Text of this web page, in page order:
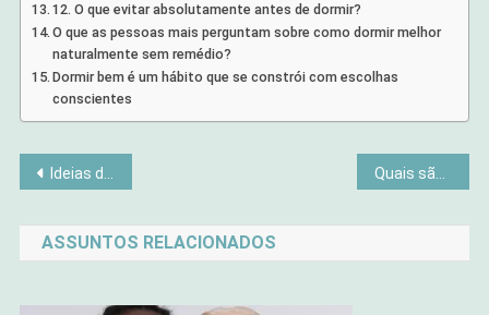
12. O que evitar absolutamente antes de dormir?
O que as pessoas mais perguntam sobre como dormir melhor
naturalmente sem remédio?
Dormir bem é um hábito que se constrói com escolhas
conscientes
Navegação
de
Post
Ideias de lembrancinhas de EVA para chá de bebê Quais são os livros de autoajuda que realmente funcionam?
ASSUNTOS RELACIONADOS